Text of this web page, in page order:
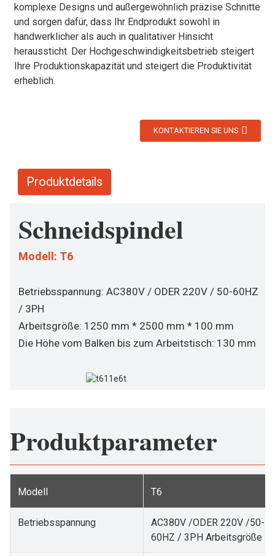
komplexe Designs und außergewöhnlich präzise Schnitte
und sorgen dafür, dass Ihr Endprodukt sowohl in
handwerklicher als auch in qualitativer Hinsicht
heraussticht. Der Hochgeschwindigkeitsbetrieb steigert
Ihre Produktionskapazität und steigert die Produktivität
erheblich.
KONTAKTIEREN SIE UNS
Produktdetails
Schneidspindel
Modell: T6
Betriebsspannung: AC380V / ODER 220V / 50-60HZ
/ 3PH
Arbeitsgröße: 1250 mm * 2500 mm * 100 mm
Die Höhe vom Balken bis zum Arbeitstisch: 130 mm
Produktparameter
Modell T6
Betriebsspannung
AC380V /ODER 220V /50-
60HZ / 3PH Arbeitsgröße